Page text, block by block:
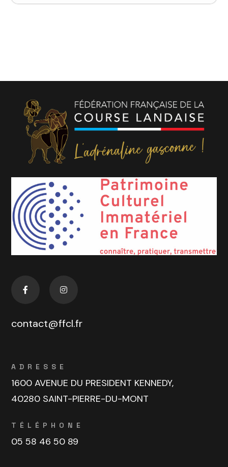
contact@ffcl.fr
ADRESSE
1600 AVENUE DU PRESIDENT KENNEDY,
40280 SAINT-PIERRE-DU-MONT
TÉLÉPHONE
05 58 46 50 89